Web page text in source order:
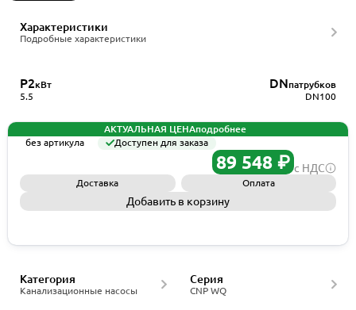
Характеристики
Подробные характеристики
P2кВт
5.5
DNпатрубков
DN100
АКТУАЛЬНАЯ ЦЕНАподробнее
без артикула
Доступен для заказа
89 548 ₽ с НДС
Доставка Оплата
Добавить в корзину
Канализационные насосы
Категория
CNP WQ
Серия